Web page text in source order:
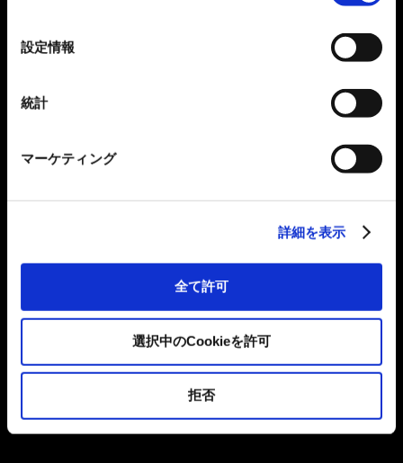
設定情報
統計
マーケティング
詳細を表示
全て許可
選択中のCookieを許可
拒否